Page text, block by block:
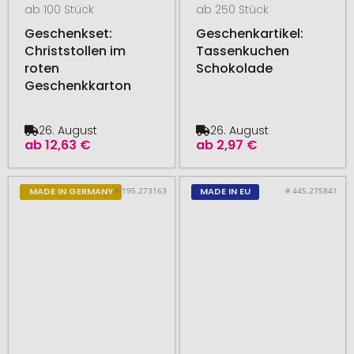
ab 100 Stück
Geschenkset:
Christstollen im
roten
Geschenkkarton
ab12,63 €
26. August
ab 250 Stück
Geschenkartikel:
Tassenkuchen
Schokolade
ab 2,97 €
26. August
MADE IN GERMANY# 195.273163 MADE IN EU # 445.275841